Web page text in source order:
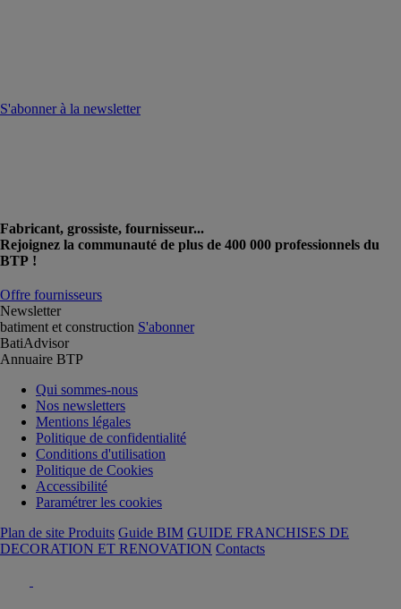
S'abonner à la newsletter
Fabricant, grossiste, fournisseur...
Rejoignez la communauté de plus de 400 000 professionnels du
BTP !
Offre fournisseurs
Newsletter
batiment et construction S'abonner
BatiAdvisor
Annuaire BTP
Qui sommes-nous
Nos newsletters
Mentions légales
Politique de confidentialité
Conditions d'utilisation
Politique de Cookies
Accessibilité
Paramétrer les cookies
Plan de site Produits Guide BIM GUIDE FRANCHISES DE
DECORATION ET RENOVATION Contacts